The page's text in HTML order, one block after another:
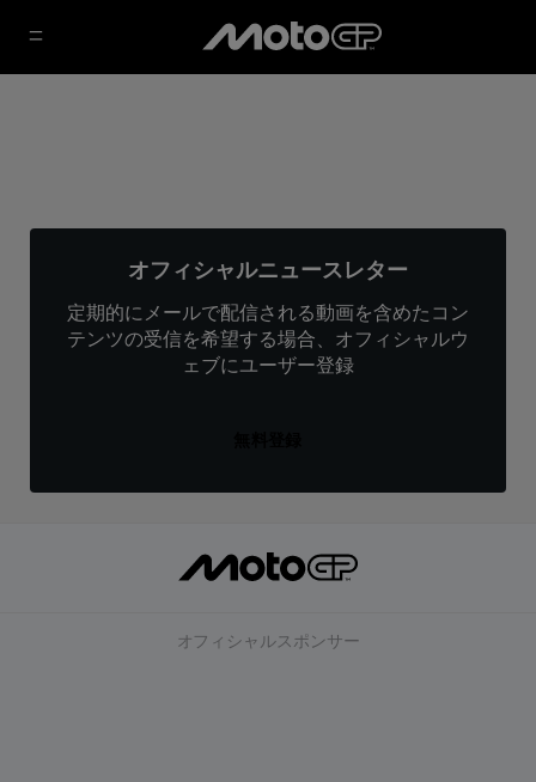
オフィシャルニュースレター
定期的にメールで配信される動画を含めたコン
テンツの受信を希望する場合、オフィシャルウ
ェブにユーザー登録
オフィシャルスポンサー